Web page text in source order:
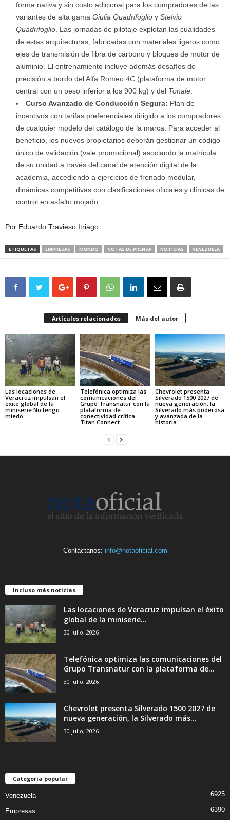
forma nativa y sin costo adicional para los compradores de las
variantes de alta gama Giulia Quadrifoglio y Stelvio
Quadrifoglio . Las jornadas de pilotaje explotan las cualidades
de estas arquitecturas, fabricadas con materiales ligeros como
ejes de transmisión de fibra de carbono y bloques de motor de
aluminio. El entrenamiento incluye además desafíos de
precisión a bordo del Alfa Romeo 4C (plataforma de motor
central con un peso inferior a los 900 kg) y del Tonale
Curso Avanzado de Conducción Segura: Plan de
incentivos con tarifas preferenciales dirigido a los compradores
de cualquier modelo del catálogo de la marca. Para acceder al
beneficio, los nuevos propietarios deberán gestionar un código
único de validación (vale promocional) asociando la matrícula
de su unidad a través del canal de atención digital de la
academia, accediendo a ejercicios de frenado modular,
dinámicas competitivas con clasificaciones oficiales y clínicas de
control en asfalto mojado.
Por Eduardo Travieso Itriago
ETIQUETAS EMPRESAS MUNDO NOTAS DE PRENSA NOTICIAS VENEZUELA
Artículos relacionados Más del autor
Las locaciones de
Veracruz impulsan el
éxito global de la
miniserie No tengo
miedo
Telefónica optimiza las
comunicaciones del
Grupo Transnatur con la
plataforma de
conectividad crítica
Titan Connect
Chevrolet presenta
Silverado 1500 2027 de
nueva generación, la
Silverado más poderosa
y avanzada de la
historia
Contáctanos: info@notaoficial.com
Incluso más noticias
Las locaciones de Veracruz impulsan el éxito
global de la miniserie...
30 julio, 2026
Telefónica optimiza las comunicaciones del
Grupo Transnatur con la plataforma de...
30 julio, 2026
Chevrolet presenta Silverado 1500 2027 de
nueva generación, la Silverado más...
30 julio, 2026
Categoría popular
Venezuela 6925
Empresas 6390